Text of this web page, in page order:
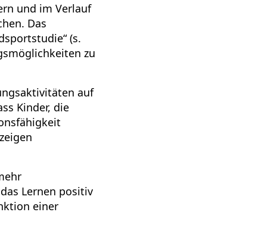
und im Verlauf
Das
(s.
zu
auf
Kinder, die
Lernen positiv
einer